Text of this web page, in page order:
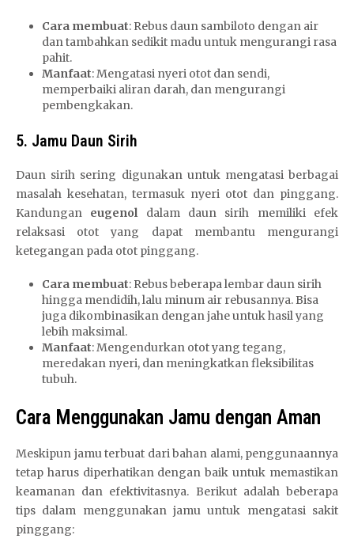
Cara membuat: Rebus daun sambiloto dengan air
dan tambahkan sedikit madu untuk mengurangi rasa
pahit.
Manfaat: Mengatasi nyeri otot dan sendi,
memperbaiki aliran darah, dan mengurangi
pembengkakan.
5. Jamu Daun Sirih
Daun sirih sering digunakan untuk mengatasi berbagai
masalah kesehatan, termasuk nyeri otot dan pinggang.
Kandungan eugenoldalam daun sirih memiliki efek
relaksasi otot yang dapat membantu mengurangi
ketegangan pada otot pinggang.
Cara membuat: Rebus beberapa lembar daun sirih
hingga mendidih, lalu minum air rebusannya. Bisa
juga dikombinasikan dengan jahe untuk hasil yang
lebih maksimal.
Manfaat: Mengendurkan otot yang tegang,
meredakan nyeri, dan meningkatkan fleksibilitas
tubuh.
Cara Menggunakan Jamu dengan Aman
Meskipun jamu terbuat dari bahan alami, penggunaannya
tetap harus diperhatikan dengan baik untuk memastikan
keamanan dan efektivitasnya. Berikut adalah beberapa
tips dalam menggunakan jamu untuk mengatasi sakit
pinggang: